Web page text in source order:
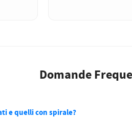
Domande
e quelli con spirale?